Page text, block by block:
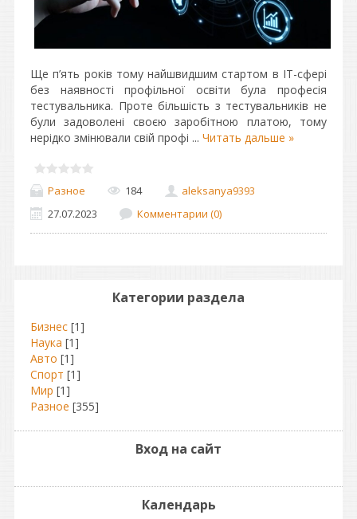
Ще п’ять років тому найшвидшим стартом в IT-сфері
без наявності профільної освіти була професія
тестувальника. Проте більшість з тестувальників не
були задоволені своєю заробітною платою, тому
нерідко змінювали свій профі ... Читать дальше »
Разное 184
aleksanya9393
27.07.2023
Комментарии (0)
Категории раздела
Бизнес [1]
Наука [1]
Авто [1]
Спорт [1]
Мир [1]
Разное [355]
Вход на сайт
Календарь